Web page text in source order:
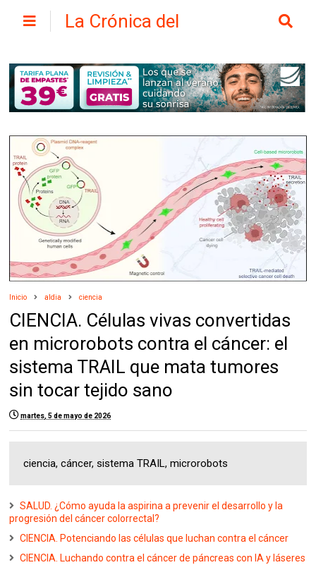
La Crónica del
Inicio aldia ciencia
CIENCIA. Células vivas convertidas
en microrobots contra el cáncer: el
sistema TRAIL que mata tumores
sin tocar tejido sano
martes, 5 de mayo de 2026
ciencia, cáncer, sistema TRAIL, microrobots
SALUD. ¿Cómo ayuda la aspirina a prevenir el desarrollo y la
progresión del cáncer colorrectal?
CIENCIA. Potenciando las células que luchan contra el cáncer
CIENCIA. Luchando contra el cáncer de páncreas con IA y láseres